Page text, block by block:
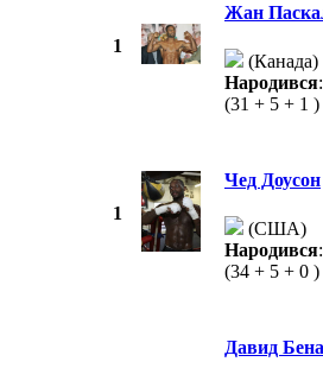
1
Жан
(Канада)
Народився
(31 + 5 + 1 )
1
Чед Доусон
(США)
Народився
(34 + 5 + 0 )
Давид